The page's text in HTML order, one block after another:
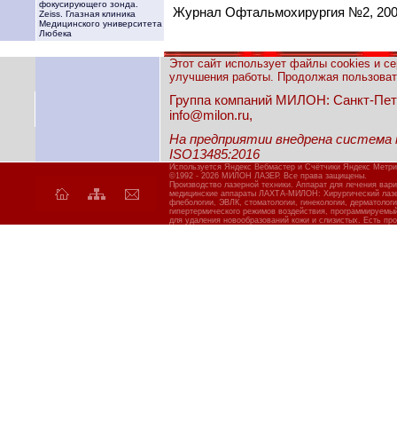
фокусирующего зонда.
Zeiss. Глазная клиника
Медицинского университета
Любека
Журнал Офтальмохирургия №2,
Этот сайт использует файлы cookies и
улучшения работы. Продолжая
Группа компаний МИЛОН: Санкт-
info@milon.ru,
На предприятии внедрена
ISO13485:2016
Используется Яндекс Вебмастер и Счётчики Яндекс
©1992 - 2026 МИЛОН ЛАЗЕР. Все права защищены.
Производство лазерной техники. Аппарат для лечения
медицинские аппараты ЛАХТА-МИЛОН: Хирургический
флебологии, ЭВЛК, стоматологии, гинекологии,
гипертермического режимов воздействия,
для удаления новообразований кожи и слизистых. Есть